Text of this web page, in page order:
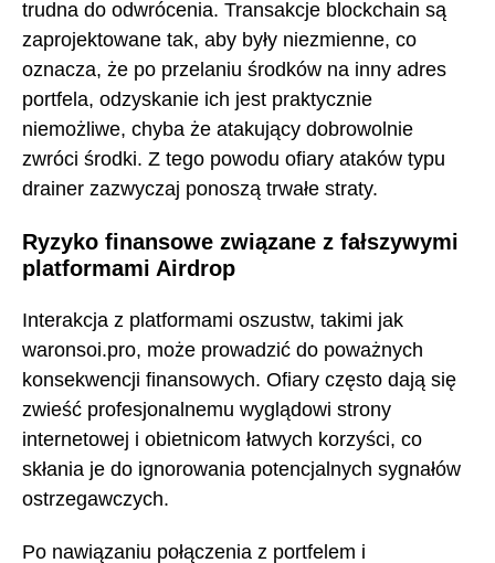
trudna do odwrócenia. Transakcje blockchain są
zaprojektowane tak, aby były niezmienne, co
oznacza, że po przelaniu środków na inny adres
portfela, odzyskanie ich jest praktycznie
niemożliwe, chyba że atakujący dobrowolnie
zwróci środki. Z tego powodu ofiary ataków typu
drainer zazwyczaj ponoszą trwałe straty.
Ryzyko finansowe związane z fałszywymi
platformami Airdrop
Interakcja z platformami oszustw, takimi jak
waronsoi.pro, może prowadzić do poważnych
konsekwencji finansowych. Ofiary często dają się
zwieść profesjonalnemu wyglądowi strony
internetowej i obietnicom łatwych korzyści, co
skłania je do ignorowania potencjalnych sygnałów
ostrzegawczych.
Po nawiązaniu połączenia z portfelem i